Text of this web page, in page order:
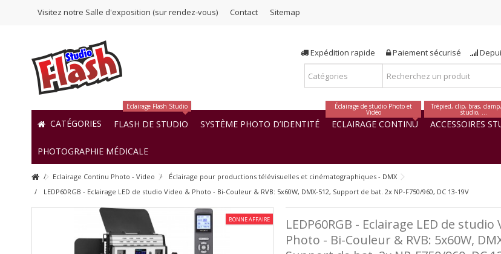
Visitez notre Salle d'exposition (sur rendez-vous) Contact Sitemap
Expédition rapide Paiement sécurisé
CATÉGORIES FLASH DE STUDIO
Eclairage Flash Studio
SYSTÈME PHOTO D’IDENTITÉ ECLAIRAGE CONTINU
Éclairage de studio Photo et
Vidéo
ACCESSOIRES
Trépied, clip, bras,
studio, ...
PHOTOGRAPHIE MÉDICALE
Eclairage Continu Photo - Video
Éclairage pour productions télévisuelles et cinématographiques - DMX
LEDP60RGB - Eclairage LED de studio Video & Photo - Bi-Couleur & RVB: 5x60W, DMX-512, Support de bat. 2x NP-F750/960, DC 13-19V
BONNE AFFAIRE
LEDP60RGB - Eclairage LED de studio
Photo - Bi-Couleur & RVB: 5x60W,